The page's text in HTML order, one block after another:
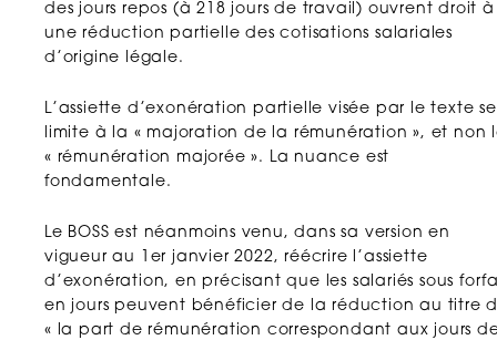
des jours repos (à 218 jours de travail) ouvrent droit à
une réduction partielle des cotisations salariales
d’origine légale.
L’assiette d’exonération partielle visée par le texte se
limite à la « majoration de la rémunération », et non
« rémunération majorée ». La nuance est
fondamentale.
Le BOSS est néanmoins venu, dans sa version en
vigueur au 1er janvier 2022, réécrire l’assiette
d’exonération, en précisant que les salariés sous
en jours peuvent bénéficier de la réduction au titre
« la part de rémunération correspondant aux jours